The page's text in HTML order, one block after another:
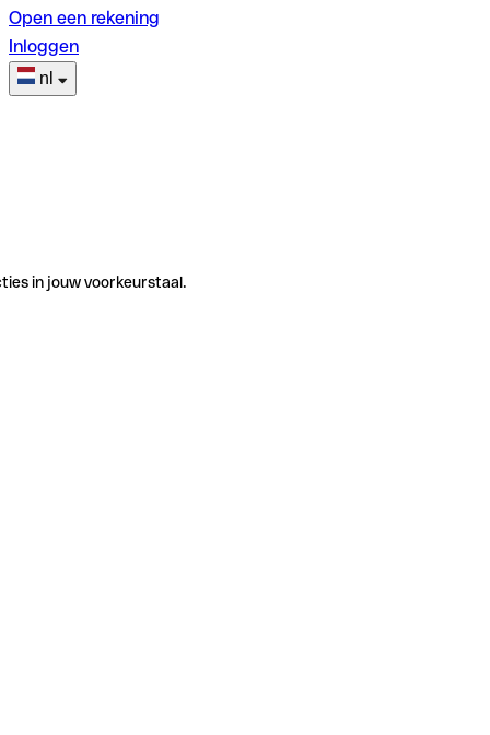
Open een rekening
Inloggen
nl
in jouw voorkeurstaal.